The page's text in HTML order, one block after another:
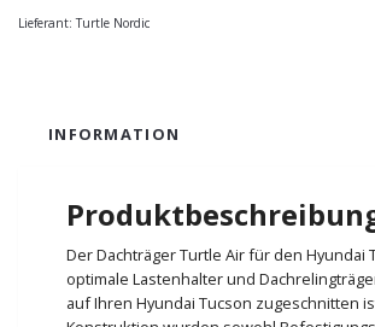
Lieferant: Turtle Nordic
INFORMATION
Der Dachträger Turtle Air für den Hyundai
optimale Lastenhalter und
auf Ihren Hyundai Tucson zugeschnitten